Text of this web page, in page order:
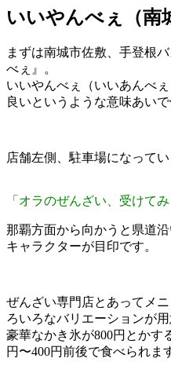
いいやんべぇ（南
まずは南城市佐敷、手登根
べぇ』。
いいやんべぇ（いいあんべ
良いというような意味あいで
店舗左側、駐車場になってい
「オラのぜんざい、受けてみ
那覇方面から向かうと県道
キャラクターが目印です。
ぜんざい専門店とあってメ
ろいろなバリエーションが
豪華なかき氷が800円とかす
円〜400円前後で食べられま